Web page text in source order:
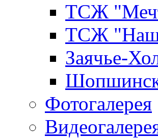
ТСЖ
ТСЖ
Заячье-
Фотогалерея